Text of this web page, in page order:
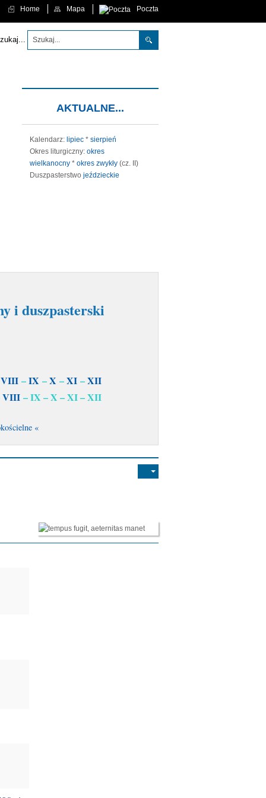
aby każdy, kto w Niego wierzy, nie zginął, ale miał życie wieczne." (J 3,16)
Home Mapa Poczta
AKTUALNE...
Kalendarz: lipiec* sierpień
Okres liturgiczny: okres
wielkanocny* okres zwykły(cz. II)
Duszpasterstwo jeździeckie
i duszpasterski
VIII –IX –X –XI –XII
VIII – IX – X – XI – XII
«